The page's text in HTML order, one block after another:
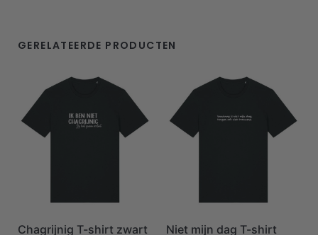
GERELATEERDE PRODUCTEN
Chagrijnig T-shirt zwart
Niet mijn dag T-shirt